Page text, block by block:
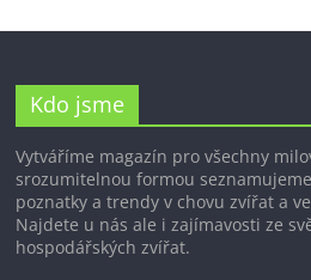
Kdo jsme
Vytváříme magazín pro všechny
srozumitelnou formou
poznatky a trendy v chovu zvířat a
Najdete u nás ale i zajímavosti ze
hospodářských zvířat.